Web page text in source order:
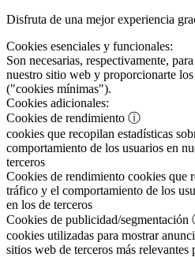
Disfruta de una mejor experiencia
Cookies esenciales y funcionales:
Son necesarias, respectivamente,
nuestro sitio web y proporcionarte
("cookies mínimas").
Cookies adicionales:
Cookies de rendimiento ⓘ
cookies que recopilan estadísticas
comportamiento de los usuarios en
terceros
Cookies de rendimiento cookies que
tráfico y el comportamiento de los
en los de terceros
Cookies de publicidad/segmentación
cookies utilizadas para mostrar
sitios web de terceros más relevantes